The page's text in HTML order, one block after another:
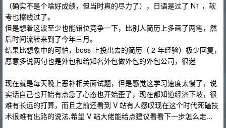
（确实不是个啥好成绩，但当时真的尽力了），日语是过了 N1 ，软
考也擦线过了。
但是想着这波至少也能错位竞争一下，比别人简历上多画了两笔，然
后时间流转来到了今年三月。
结果比想象中的可怕，boss 上投出去的简历（ 2 年经验）极少回复，
愿意多说两句也是外包和给知名外包做外包的外包公司，很迷
现在就是每天晚上恶补相关面试题，但是感觉这学习速度太慢了，说
实话自己也开始有点急了心态也开始歪了，现在都知道经济下坡，很
难有长远的打算，而且之前还看到 V 站有人感叹现在这个时代死磕技
术很难有出路的说法,希望 V 站大佬能给点建议看看下一步怎么走...